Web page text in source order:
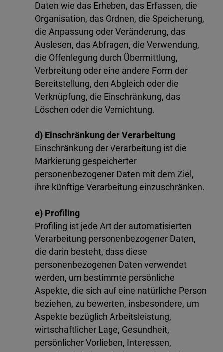
Daten wie das Erheben, das Erfassen, die
Organisation, das Ordnen, die Speicherung,
die Anpassung oder Veränderung, das
Auslesen, das Abfragen, die Verwendung,
die Offenlegung durch Übermittlung,
Verbreitung oder eine andere Form der
Bereitstellung, den Abgleich oder die
Verknüpfung, die Einschränkung, das
Löschen oder die Vernichtung.
d) Einschränkung der Verarbeitung
Einschränkung der Verarbeitung ist die
Markierung gespeicherter
personenbezogener Daten mit dem Ziel,
ihre künftige Verarbeitung einzuschränken.
e) Profiling
Profiling ist jede Art der automatisierten
Verarbeitung personenbezogener Daten,
die darin besteht, dass diese
personenbezogenen Daten verwendet
werden, um bestimmte persönliche
Aspekte, die sich auf eine natürliche Person
beziehen, zu bewerten, insbesondere, um
Aspekte bezüglich Arbeitsleistung,
wirtschaftlicher Lage, Gesundheit,
persönlicher Vorlieben, Interessen,